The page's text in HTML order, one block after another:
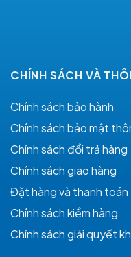
CHÍNH SÁCH VÀ
Chính sách bảo hành
Chính sách bảo mật
Chính sách đổi trả hàng
Chính sách giao hàng
Đặt hàng và thanh toán
Chính sách kiểm hàng
Chính sách giải quyết